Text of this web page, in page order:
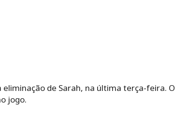
de Sarah, na última terça-feira. O
jogo.